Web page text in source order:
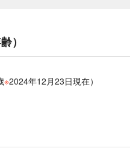
）
※2024年12月23日現在）